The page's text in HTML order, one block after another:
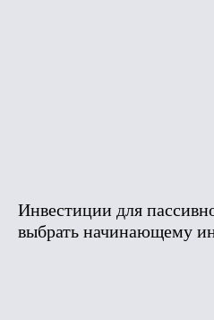
Инвестиции для
выбрать начинающему